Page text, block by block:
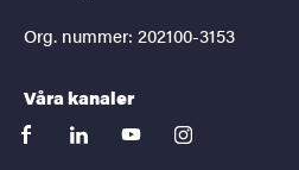
Org. nummer: 202100-3153
Våra kanaler
facebooklinkedinyoutubeinstagram